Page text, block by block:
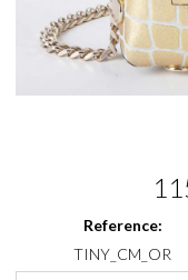
Reference:
TINY_CM_OR